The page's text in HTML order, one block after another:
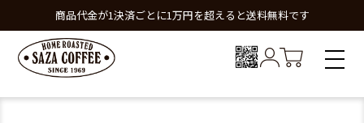
商品代金が1決済ごとに1万円を超えると送料無料です